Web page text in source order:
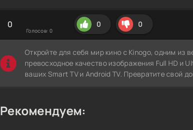
0
Голосов: 0
0 0
Откройте для себя мир кино с Kinogo, одним из
превосходное качество изображения Full HD и
ваших Smart TV и Android TV. Превратите свой
Рекомендуем: